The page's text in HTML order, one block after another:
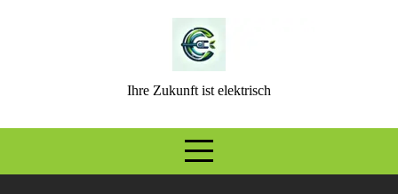
Ihre Zukunft ist elektrisch